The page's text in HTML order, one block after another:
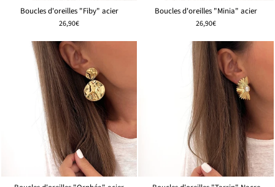
Boucles d'oreilles "Fiby" acier
26,90€
Boucles d'oreilles "Minia" acier
26,90€